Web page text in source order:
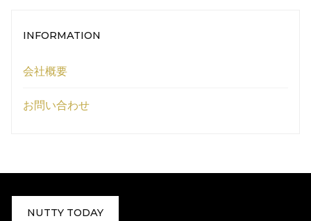
INFORMATION
会社概要
お問い合わせ
NUTTY TODAY